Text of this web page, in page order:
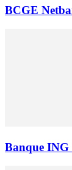
BCGE
Banque